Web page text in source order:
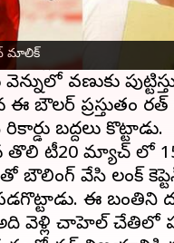
మాలిక్
పేసర్ ఉమ్రాన్ మాలిక్
గుబులు
వేగంతో బంతిని
వణుకు
ఈ బౌలర్ ప్రస్తుతం
బద్దలు కొట్టాడు.
తొలి టీ20 మ్యాచ్ లో
బౌలింగ్ వేసి లంక్
ఈ బంతిని
అది వెళ్లి చాహెల్ చేతిలో